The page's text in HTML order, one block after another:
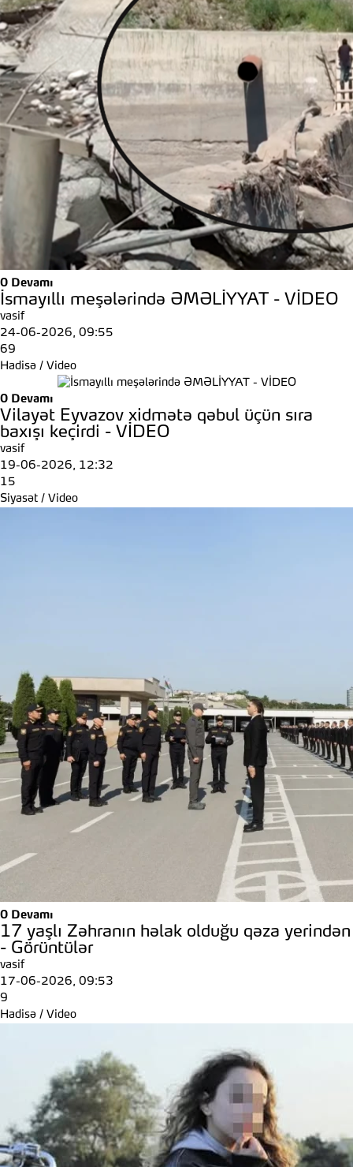
0 Devamı
İsmayıllı meşələrində ƏMƏLİYYAT - VİDEO
vasif
24-06-2026, 09:55
69
Hadisə / Video
0 Devamı
Vilayət Eyvazov xidmətə qəbul üçün sıra
baxışı keçirdi - VİDEO
vasif
19-06-2026, 12:32
15
Siyasət / Video
0 Devamı
17 yaşlı Zəhranın həlak olduğu qəza yerindən
- Görüntülər
vasif
17-06-2026, 09:53
9
Hadisə / Video